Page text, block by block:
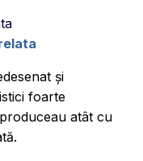
și
foarte
atât cu